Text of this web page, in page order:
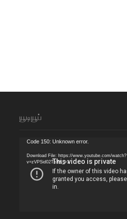
யூடியூப்
Video
Player
Code 150: Unknown error.
Download File: https://www.youtube.com/watch?
v=zVPSid02TbY&_=1